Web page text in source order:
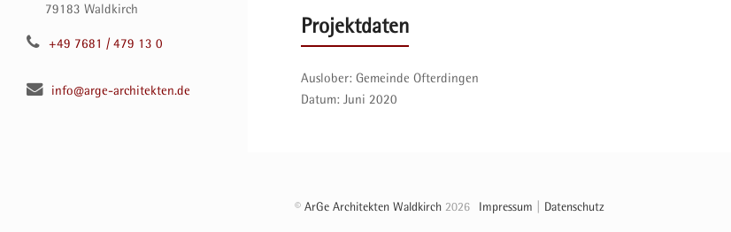
79183 Waldkirch
+49 7681 / 479 13 0
info@arge-architekten.de
Projektdaten
Auslober: Gemeinde Ofterdingen
Datum: Juni 2020
Gemmingen | FW und Bauhof
©ArGe Architekten Waldkirch 2026 Impressum Datenschutz